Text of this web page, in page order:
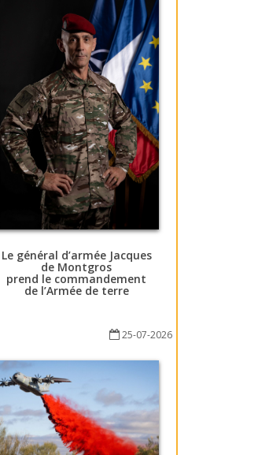
Le général d’armée Jacques
de Montgros
prend le commandement
de l’Armée de terre
25-07-2026